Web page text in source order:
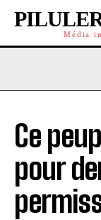
Média
Ce
pour